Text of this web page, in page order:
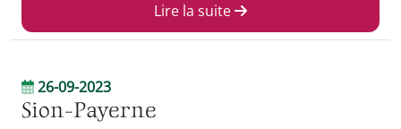
Lire la suite
26-09-2023
Sion-Payerne